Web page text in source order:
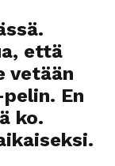
että
vetään
En
ko.